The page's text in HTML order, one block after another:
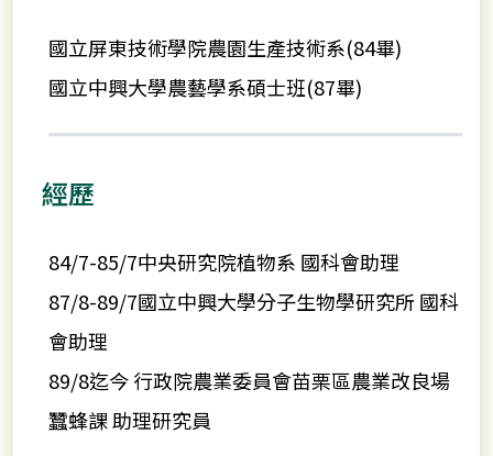
國立屏東技術學院農園生產技術系(84畢)
國立中興大學農藝學系碩士班(87畢)
經歷
84/7-85/7中央研究院植物系 國科會助理
87/8-89/7國立中興大學分子生物學研究所 國科
會助理
89/8迄今 行政院農業委員會苗栗區農業改良場
蠶蜂課 助理研究員